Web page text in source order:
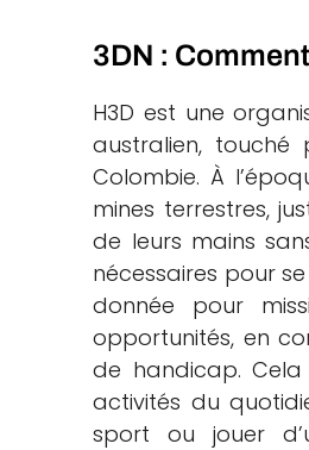
3DN :
H3D est une
australien,
Colombie. À
mines terrestres,
de leurs mains
nécessaires pour
donnée pour
opportunités, en
de handicap. Cela
activités du
sport ou jouer